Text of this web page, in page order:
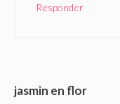
Responder
jasmin en flor